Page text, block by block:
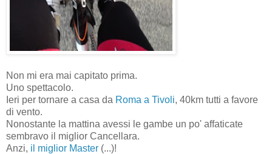
Non mi era mai capitato prima.
Uno spettacolo.
Ieri per tornare a casa da Roma a Tivoli, 40km tutti a favore
di vento.
Nonostante la mattina avessi le gambe un po' affaticate
sembravo il miglior Cancellara.
Anzi, il miglior Master (...)!